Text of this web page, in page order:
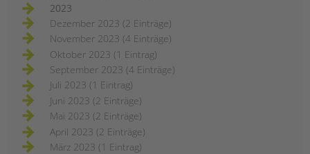
2023
Dezember 2023 (2 Einträge)
November 2023 (4 Einträge)
Oktober 2023 (1 Eintrag)
September 2023 (4 Einträge)
Juli 2023 (1 Eintrag)
Juni 2023 (2 Einträge)
Mai 2023 (2 Einträge)
April 2023 (2 Einträge)
März 2023 (1 Eintrag)